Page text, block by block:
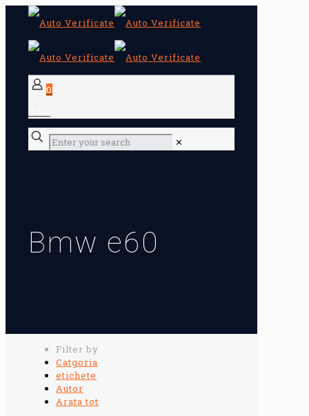
0
✕
Bmw e60
Filter by
Catgoria
etichete
Autor
Arata tot